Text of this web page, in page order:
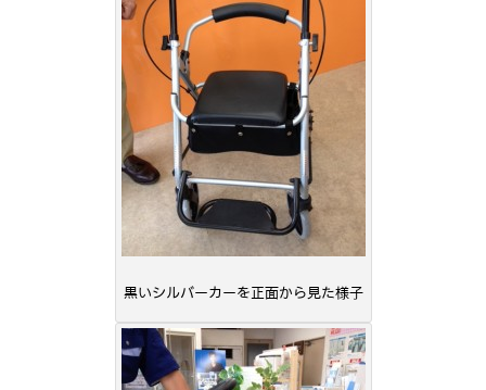
黒いシルバーカーを正面から見た様子